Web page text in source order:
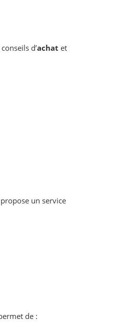
d’achat et
un service
de :